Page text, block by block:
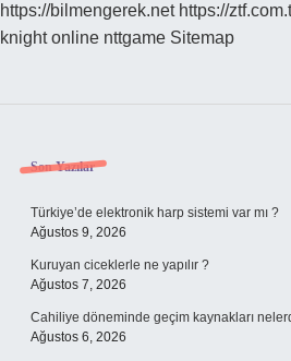
https://bilmengerek.net https://
knight online nttgame Sitemap
Sidebar
Son Yazılar
Türkiye’de elektronik harp sistemi var mı ?
Ağustos 9, 2026
Kuruyan ciceklerle ne yapılır ?
Ağustos 7, 2026
Cahiliye döneminde geçim kaynakları
Ağustos 6, 2026